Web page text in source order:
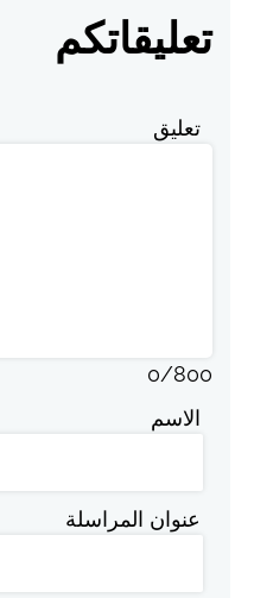
تعليقاتكم
تعليق
0/800
الاسم
عنوان المراسلة